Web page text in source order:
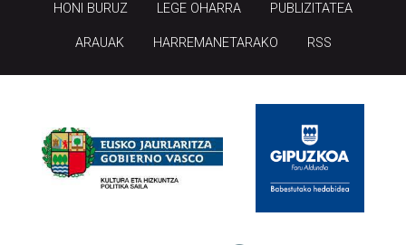
HONI BURUZ LEGE OHARRA PUBLIZITATEA
ARAUAK HARREMANETARAKO RSS